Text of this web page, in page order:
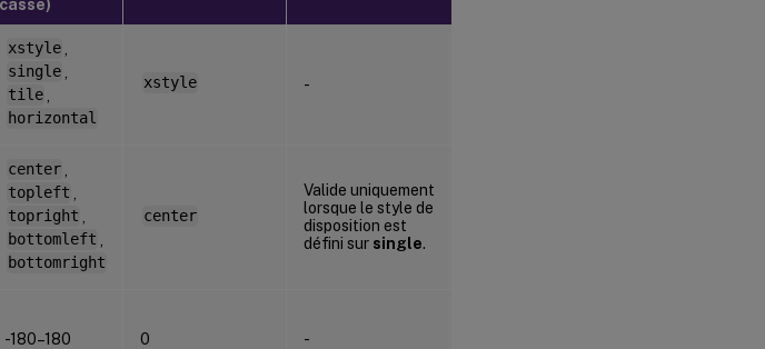
casse)
xstyle
single
tile
horizontal
xstyle -
center
topleft
topright
bottomleft
bottomright
center
Valide uniquement
lorsque le style de
disposition est
défini sur single.
-180–180 0 -